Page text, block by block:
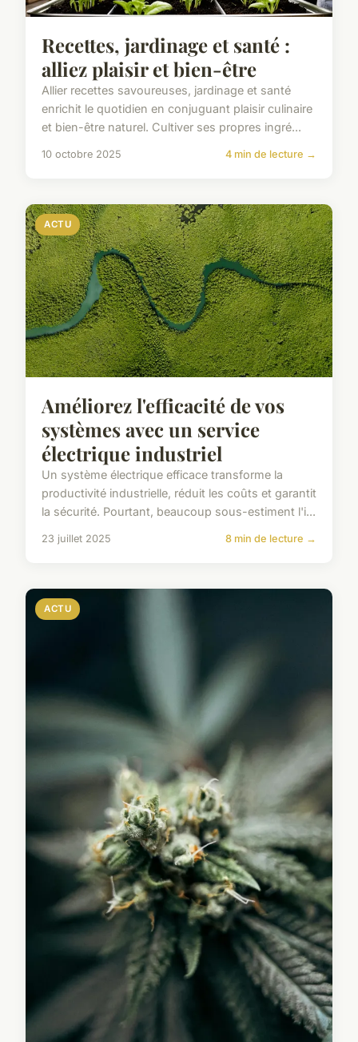
Recettes, jardinage et santé :
alliez plaisir et bien-être
Allier recettes savoureuses, jardinage et santé
enrichit le quotidien en conjuguant plaisir culinaire
et bien-être naturel. Cultiver ses propres ingré...
10 octobre 2025 4 min de lecture →
ACTU
Améliorez l'efficacité de vos
systèmes avec un service
électrique industriel
Un système électrique efficace transforme la
productivité industrielle, réduit les coûts et garantit
la sécurité. Pourtant, beaucoup sous-estiment l'i...
23 juillet 2025 8 min de lecture →
ACTU